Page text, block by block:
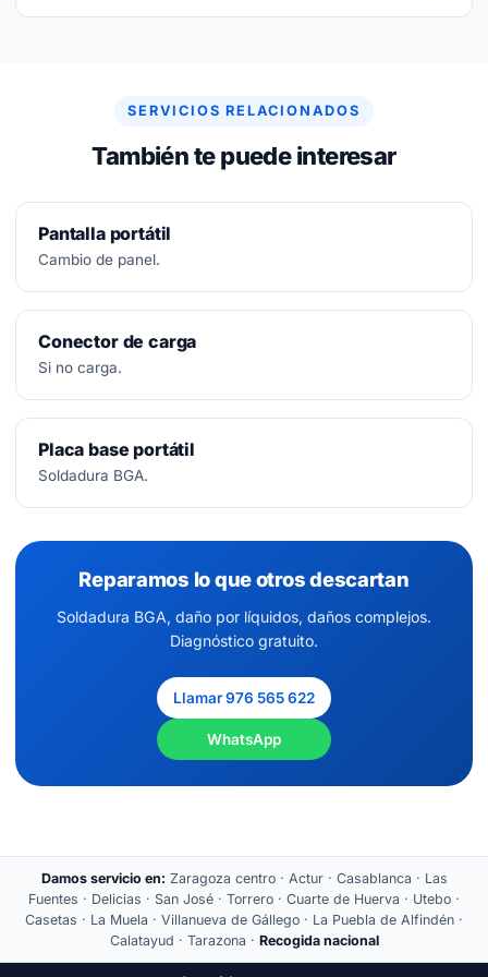
SERVICIOS RELACIONADOS
También te puede interesar
Pantalla portátil
Cambio de panel.
Conector de carga
Si no carga.
Placa base portátil
Soldadura BGA.
Reparamos lo que otros descartan
Soldadura BGA, daño por líquidos, daños complejos.
Diagnóstico gratuito.
Llamar 976 565 622
WhatsApp
Damos servicio en: Zaragoza centro · Actur · Casablanca · Las
Fuentes · Delicias · San José · Torrero · Cuarte de Huerva · Utebo ·
Casetas · La Muela · Villanueva de Gállego · La Puebla de Alfindén ·
Calatayud · Tarazona · Recogida nacional